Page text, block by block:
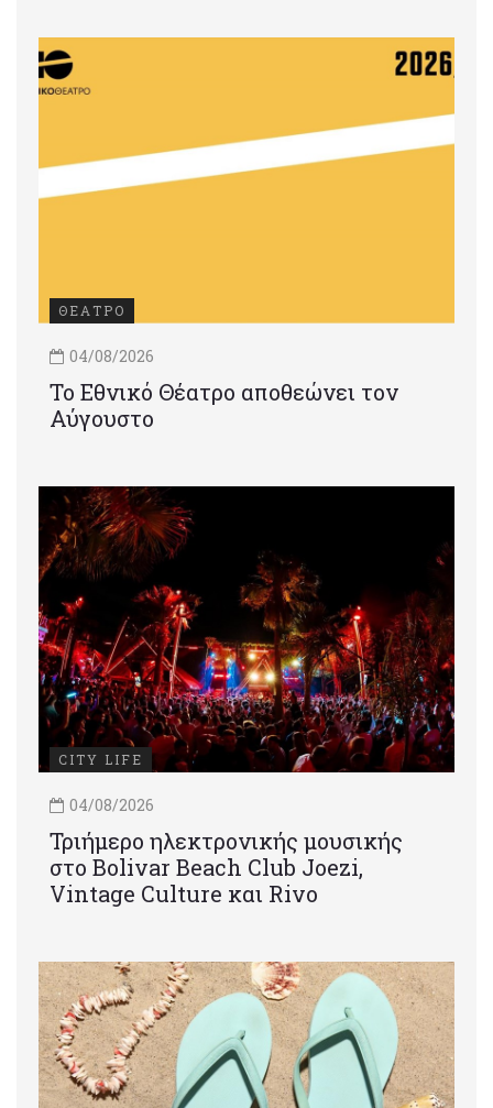
ΘΕΑΤΡΟ
04/08/2026
Το Εθνικό Θέατρο αποθεώνει τον
Αύγουστο
CITY LIFE
04/08/2026
Τριήμερο ηλεκτρονικής μουσικής
στο Bolivar Beach Club Joezi,
Vintage Culture και Rivo